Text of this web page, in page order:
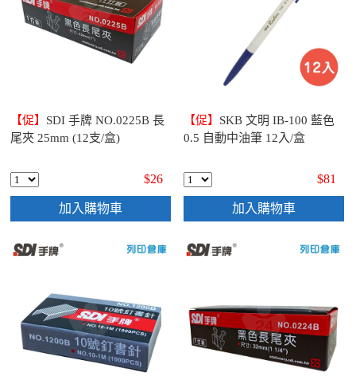
【促】 SDI 手牌 NO.0225B 長
尾夾 25mm (12支/盒)
$26
加入購物車
【促】 SKB 文明 IB-100 藍色
0.5 自動中油筆 12入/盒
$81
加入購物車